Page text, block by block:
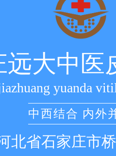
远大中医
yuanda
中西结合 内外
北省石家庄市